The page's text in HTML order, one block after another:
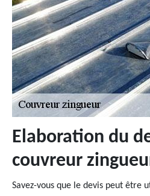
Elaboration du
couvreur
Savez-vous que le devis peut être